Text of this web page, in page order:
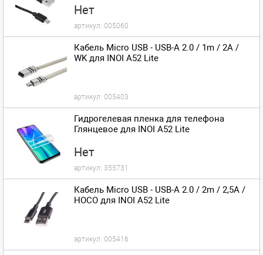
Нет
артикул: 005060
Кабель Micro USB - USB-A 2.0 / 1m / 2A /
WK для INOI A52 Lite
артикул: 005403
Гидрогелевая пленка для телефона
Глянцевое для INOI A52 Lite
Нет
артикул: 355731
Кабель Micro USB - USB-A 2.0 / 2m / 2,5A /
HOCO для INOI A52 Lite
артикул: 005416